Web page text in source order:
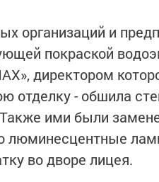
организаций и
покраской
директором
отделку - обшила
ими были
люминесцентные
во дворе лицея.